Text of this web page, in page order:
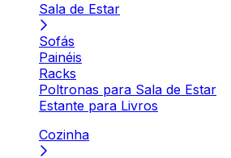
Sala de Estar
Sofás
Painéis
Racks
Poltronas para Sala de Estar
Estante para Livros
Cozinha